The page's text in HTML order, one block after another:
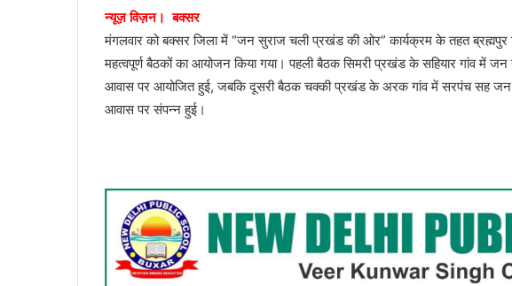
न्यूज़ विज़न। बक्सर
मंगलवार को बक्सर जिला में “जन सुराज चली प्रखंड की ओर” कार्यक्रम के तहत ब्रह्मपुर
महत्वपूर्ण बैठकों का आयोजन किया गया। पहली बैठक सिमरी प्रखंड के सहियार गांव में जन
आवास पर आयोजित हुई, जबकि दूसरी बैठक चक्की प्रखंड के अरक गांव में सरपंच सह जन
आवास पर संपन्न हुई।